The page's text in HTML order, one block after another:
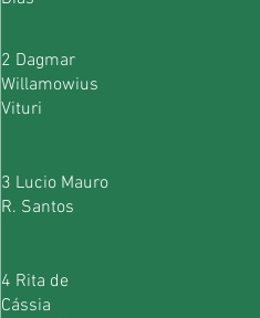
2 Dagmar
Willamowius
Vituri
3 Lucio Mauro
R. Santos
4 Rita de
Cássia